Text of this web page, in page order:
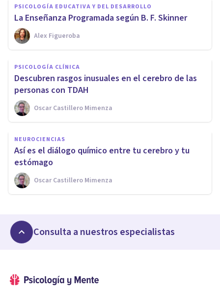
PSICOLOGÍA EDUCATIVA Y DEL DESARROLLO
La Enseñanza Programada según B. F. Skinner
Alex Figueroba
PSICOLOGÍA CLÍNICA
Descubren rasgos inusuales en el cerebro de las
personas con TDAH
Oscar Castillero Mimenza
NEUROCIENCIAS
Así es el diálogo químico entre tu cerebro y tu
estómago
Oscar Castillero Mimenza
Consulta a nuestros especialistas